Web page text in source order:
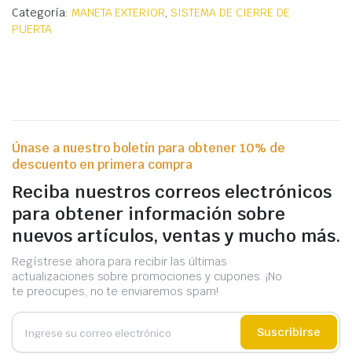
Categoría: MANETA EXTERIOR,SISTEMA DE CIERRE DE
PUERTA
Únase a nuestro boletín para obtener 10% de
descuento en primera compra
Reciba nuestros correos electrónicos
para obtener información sobre
nuevos artículos, ventas y mucho más.
Regístrese ahora para recibir las últimas
actualizaciones sobre promociones y cupones. ¡No
te preocupes, no te enviaremos spam!
Suscribirse